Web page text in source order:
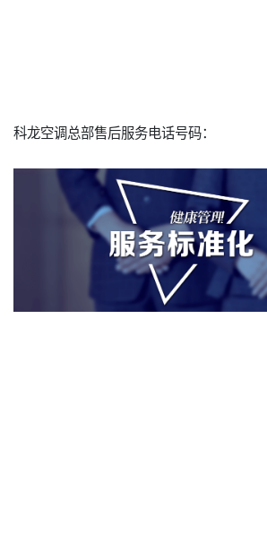
科龙空调总部售后服务电话号码：